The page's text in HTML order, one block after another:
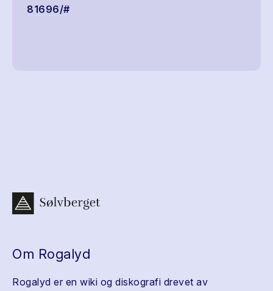
81696/#
Om Rogalyd
Rogalyd er en wiki og diskografi drevet av